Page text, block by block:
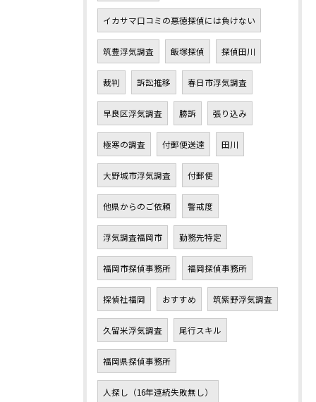
イカサマ口コミの悪徳探偵には負けない
筑豊浮気調査 飯塚探偵 探偵田川
裁判 訴訟推移 春日市浮気調査
早良区浮気調査 勝訴 張り込み
極寒の調査 付郵便送達 田川
大野城市浮気調査 付郵便
他県からのご依頼 警戒度
浮気調査福岡市 勤務先特定
福岡市探偵事務所 福岡探偵事務所
探偵社福岡 おすすめ 筑紫野浮気調査
久留米浮気調査 尾行スキル
福岡県探偵事務所
人探し（16年連続失敗無し）